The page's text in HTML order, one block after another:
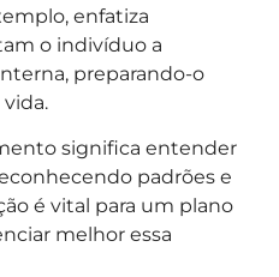
enfatiza
o indivíduo a
preparando-o
vida.
significa entender
padrões e
é vital para um plano
melhor essa